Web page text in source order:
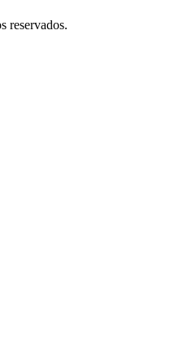
reservados.